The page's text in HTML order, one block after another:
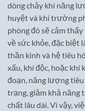
dòng chảy khí năng
huyệt và khí trường
phòng đó sẽ cảm
về sức khỏe, đặc biệt
thần kinh và hệ tiêu
xấu, khí độc, hoặc khí
đoạn, năng lượng tiêu
trạng, giảm khả năng
chất lâu dài. Vì vậy,